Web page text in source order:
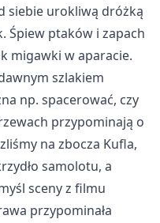
siebie urokliwą dróżką
Śpiew ptaków i zapach
migawki w aparacie.
szlakiem
np. spacerować, czy
przypominają o
na zbocza Kufla,
samolotu, a
sceny z filmu
przypominała